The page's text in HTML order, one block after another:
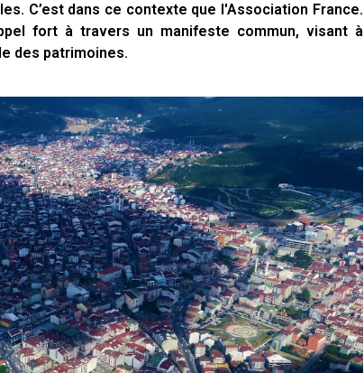
C’est dans ce contexte que l'Association France.
fort à travers un manifeste commun, visant à
des patrimoines.